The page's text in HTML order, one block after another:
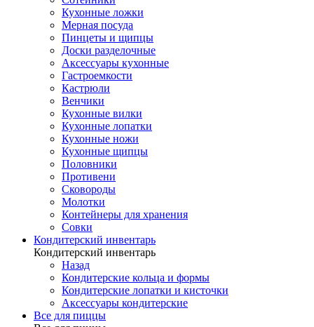
Кухонные ложки
Мерная посуда
Пинцеты и щипцы
Доски разделочные
Аксессуары кухонные
Гастроемкости
Кастрюли
Венчики
Кухонные вилки
Кухонные лопатки
Кухонные ножи
Кухонные щипцы
Половники
Противени
Сковороды
Молотки
Контейнеры для хранения
Совки
Кондитерский инвентарь
Кондитерский инвентарь
Назад
Кондитерские кольца и формы
Кондитерские лопатки и кисточки
Аксессуары кондитерские
Все для пиццы